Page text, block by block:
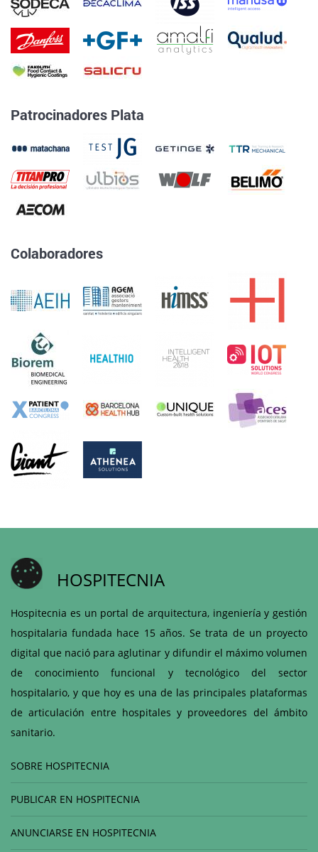
Patrocinadores Plata
Colaboradores
HOSPITECNIA
Hospitecnia es un portal de arquitectura, ingeniería y gestión
hospitalaria fundada hace 15 años. Se trata de un proyecto
digital que nació para aglutinar y difundir el máximo volumen
de conocimiento funcional y tecnológico del sector
hospitalario, y que hoy es una de las principales plataformas
de articulación entre hospitales y proveedores del ámbito
sanitario.
SOBRE HOSPITECNIA
PUBLICAR EN HOSPITECNIA
ANUNCIARSE EN HOSPITECNIA